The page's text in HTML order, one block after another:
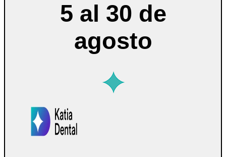
5 al 30 de
agosto